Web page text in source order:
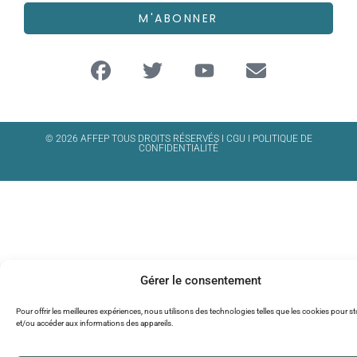
Gérer le consentement
Pour offrir les meilleures expériences, nous utilisons des technologies telles que les cookies pour
et/ou accéder aux informations des appareils.
M'ABONNER
© 2026 AFFEP TOUS DROITS RÉSERVÉS I CGU
POLITIQUE DE
CONFIDENTIALITÉ